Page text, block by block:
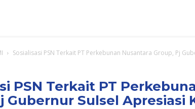
Sosialisasi PSN Terkait PT Perkebunan Nusantara Group, Pj
PSN Terkait PT
Gubernur Sulsel Apresiasi